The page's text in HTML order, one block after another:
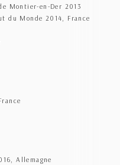
Montier-en-Der 2013
du Monde 2014, France
Allemagne